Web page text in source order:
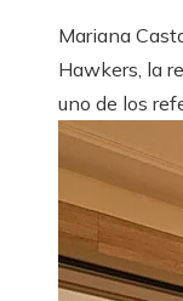
Mariana
Hawkers, la
uno de los